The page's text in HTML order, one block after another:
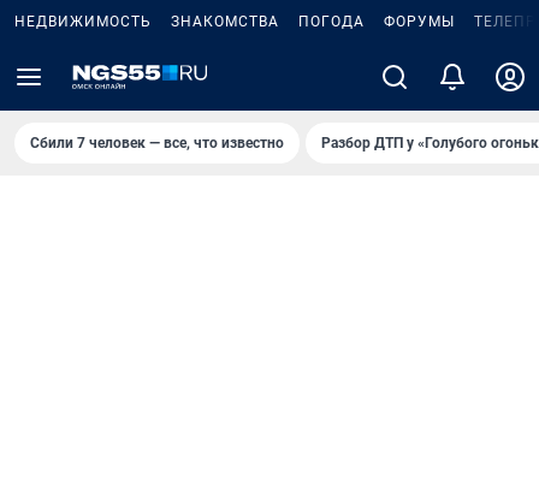
НЕДВИЖИМОСТЬ ЗНАКОМСТВА ПОГОДА ФОРУМЫ
Сбили 7 человек — все, что известно Разбор ДТП у «Голубого